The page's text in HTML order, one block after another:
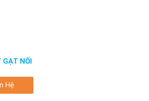
GẠT NỐI
Hệ